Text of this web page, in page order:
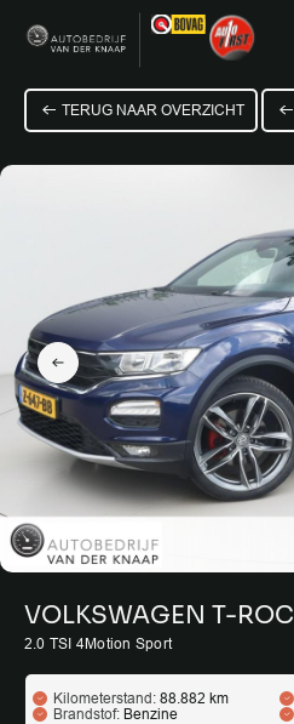
Menu items
HOME
OVER ONS
VACATURE
VERKOCHT
CONTACT
TERUG NAAR OVERZICHT
VOLKSWAGEN T-ROC
2.0 TSI 4Motion Sport
Kilometerstand:88.882 km
Brandstof: Benzine